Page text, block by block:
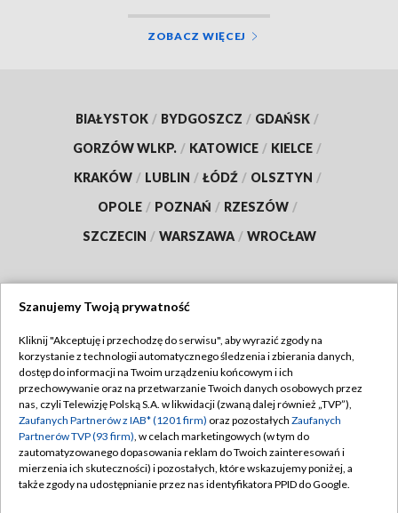
ZOBACZ WIĘCEJ
BIAŁYSTOK / BYDGOSZCZ / GDAŃSK /
GORZÓW WLKP. / KATOWICE / KIELCE /
KRAKÓW / LUBLIN / ŁÓDŹ / OLSZTYN /
OPOLE / POZNAŃ / RZESZÓW /
SZCZECIN / WARSZAWA / WROCŁAW
TVP
Abonament TVP
Emisja w TVP
Centrum informacji TVP
Naziemna Telewizja Cyfrowa
Regulamin TVP
Polityka prywatności
Moje zgody
Pomoc
Szanujemy Twoją prywatność
Kliknij "Akceptuję i przechodzę do serwisu", aby wyrazić zgody na
korzystanie z technologii automatycznego śledzenia i zbierania danych,
dostęp do informacji na Twoim urządzeniu końcowym i ich
przechowywanie oraz na przetwarzanie Twoich danych osobowych przez
nas, czyli Telewizję Polską S.A. w likwidacji (zwaną dalej również „TVP”),
Zaufanych Partnerów z IAB* (1201 firm) oraz pozostałych Zaufanych
Partnerów TVP (93 firm), w celach marketingowych (w tym do
zautomatyzowanego dopasowania reklam do Twoich zainteresowań i
mierzenia ich skuteczności) i pozostałych, które wskazujemy poniżej, a
także zgody na udostępnianie przez nas identyfikatora PPID do Google.